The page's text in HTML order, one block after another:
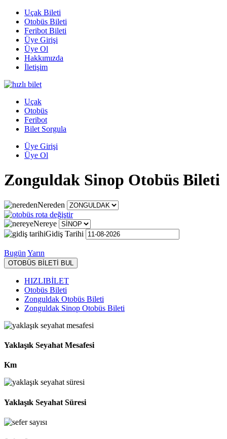
Uçak Bileti
Otobüs Bileti
Feribot Bileti
Üye Girişi
Üye Ol
Hakkımızda
İletişim
Uçak
Otobüs
Feribot
Bilet Sorgula
Üye Girişi
Üye Ol
Zonguldak Sinop Otobüs Bileti
Nereden
Nereye
Gidiş Tarihi
Bugün Yarın
OTOBÜS BİLETİ BUL
HIZLIBİLET
Otobüs Bileti
Zonguldak Otobüs Bileti
Zonguldak Sinop Otobüs Bileti
Yaklaşık Seyahat Mesafesi
Km
Yaklaşık Seyahat Süresi